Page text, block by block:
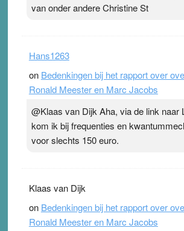
van onder andere Christine St
Hans1263
on Bedenkingen bij het rapport over
Ronald Meester en Marc Jacobs
@Klaas van Dijk Aha, via de link naar
kom ik bij frequenties en
voor slechts 150 euro.
Klaas van Dijk
on Bedenkingen bij het rapport over
Ronald Meester en Marc Jacobs